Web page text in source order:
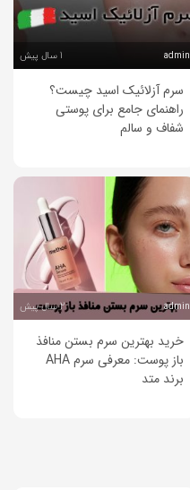
admin 1 سال پیش
سرم آزلائیک اسید چیست؟
راهنمای جامع برای پوستی
شفاف و سالم
admin 2 سال پیش
خرید بهترین سرم بستن منافذ
باز پوست: معرفی سرم AHA
برند متد